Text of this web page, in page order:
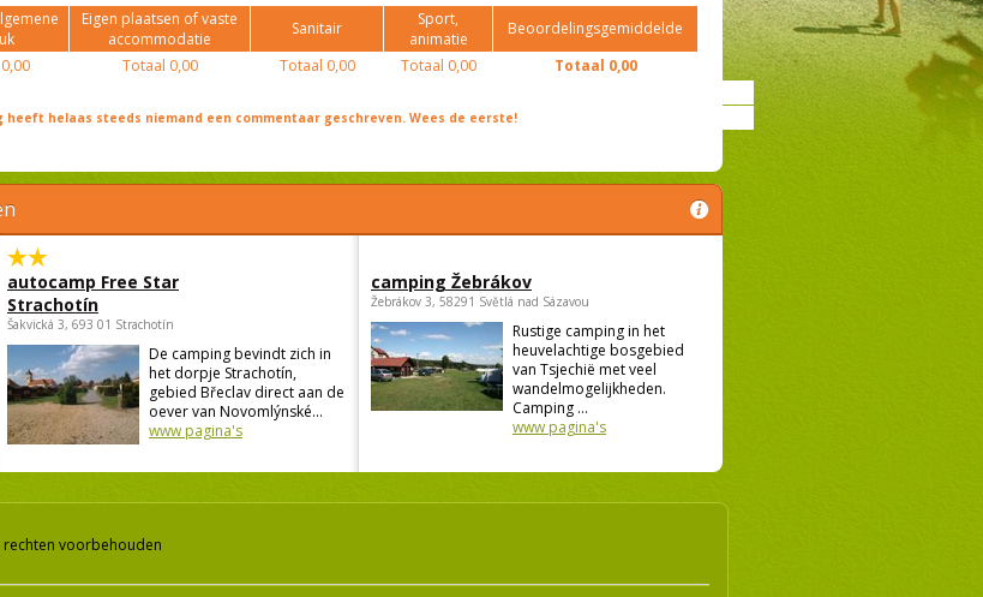
Eigen plaatsen of vaste
accommodatie
Sanitair
Sport,
animatie
Beoordelingsgemiddelde
0,00 Totaal 0,00 Totaal 0,00 Totaal 0,00 Totaal 0,00
heeft helaas steeds niemand een commentaar geschreven. Wees de eerste!
autocamp Free Star
Strachotín
Šakvická 3, 693 01 Strachotín
De camping bevindt zich in
het dorpje Strachotín,
gebied Břeclav direct aan de
oever van Novomlýnské...
www pagina's
camping Žebrákov
Žebrákov 3, 58291 Světlá nad Sázavou
Rustige camping in het
heuvelachtige bosgebied
van Tsjechië met veel
wandelmogelijkheden.
Camping ...
www pagina's
rechten voorbehouden